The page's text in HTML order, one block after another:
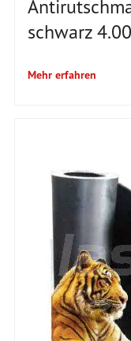
schwarz
Mehr erfahren